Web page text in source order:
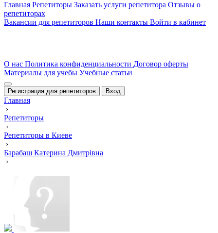
Главная Репетиторы Заказать услуги репетитора Отзывы о
репетиторах
Вакансии для репетиторов Наши контакты Войти в кабинет
О нас Политика конфиденциальности Договор оферты
Материалы для учебы Учебные статьи
Регистрация для репетиторов Вход
Главная
›
Репетиторы
›
Репетиторы в Киеве
›
Барабаш Катерина Дмитрівна
›